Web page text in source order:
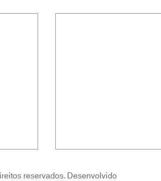
reservados. Desenvolvido